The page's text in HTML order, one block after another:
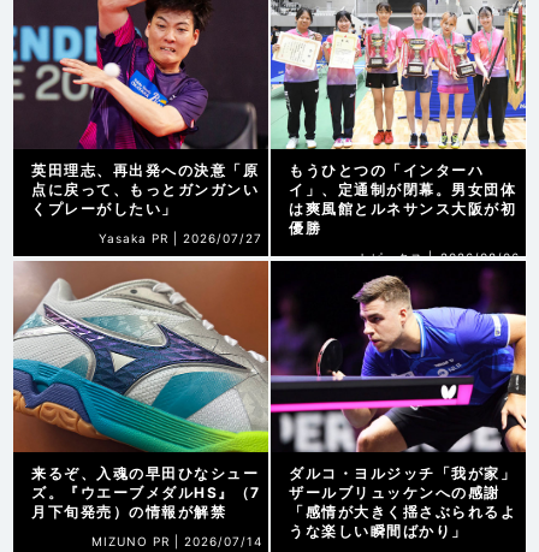
英田理志、再出発への決意「原
点に戻って、もっとガンガンい
くプレーがしたい」
Yasaka PR | 2026/07/27
もうひとつの「インターハ
イ」、定通制が閉幕。男女団体
は爽風館とルネサンス大阪が初
優勝
トピックス | 2026/08/06
来るぞ、入魂の早田ひなシュー
ズ。『ウエーブメダルHS』（7
月下旬発売）の情報が解禁
MIZUNO PR | 2026/07/14
ダルコ・ヨルジッチ「我が家」
ザールブリュッケンへの感謝
「感情が大きく揺さぶられるよ
うな楽しい瞬間ばかり」